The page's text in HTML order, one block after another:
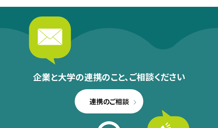
企業と大学の連携のこと、ご相談ください
連携のご相談